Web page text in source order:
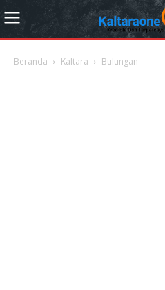
Beranda Kaltara Bulungan